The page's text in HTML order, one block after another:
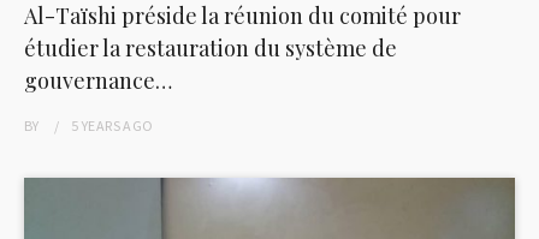
Al-Taïshi préside la réunion du comité pour
étudier la restauration du système de
gouvernance…
BY 5 YEARSAGO